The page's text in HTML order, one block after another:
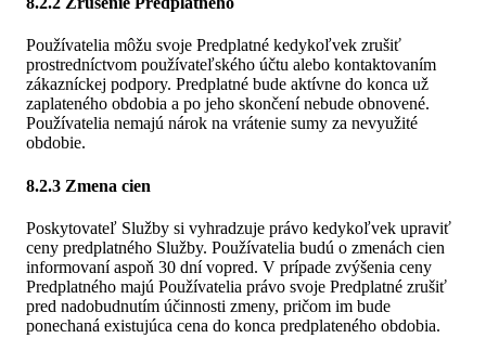
Používatelia môžu svoje Predplatné kedykoľvek zrušiť
prostredníctvom používateľského účtu alebo kontaktovaním
zákazníckej podpory. Predplatné bude aktívne do konca už
zaplateného obdobia a po jeho skončení nebude obnovené.
Používatelia nemajú nárok na vrátenie sumy za nevyužité
obdobie.
8.2.3 Zmena cien
Poskytovateľ Služby si vyhradzuje právo kedykoľvek upraviť
ceny predplatného Služby. Používatelia budú o zmenách cien
informovaní aspoň 30 dní vopred. V prípade zvýšenia ceny
Predplatného majú Používatelia právo svoje Predplatné zrušiť
pred nadobudnutím účinnosti zmeny, pričom im bude
ponechaná existujúca cena do konca predplateného obdobia.